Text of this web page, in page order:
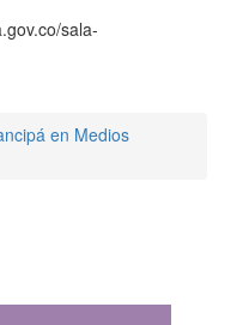
sala-
en Medios